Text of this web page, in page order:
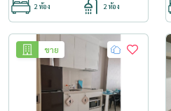
2 ห้อง 2 ห้อง
ขาย